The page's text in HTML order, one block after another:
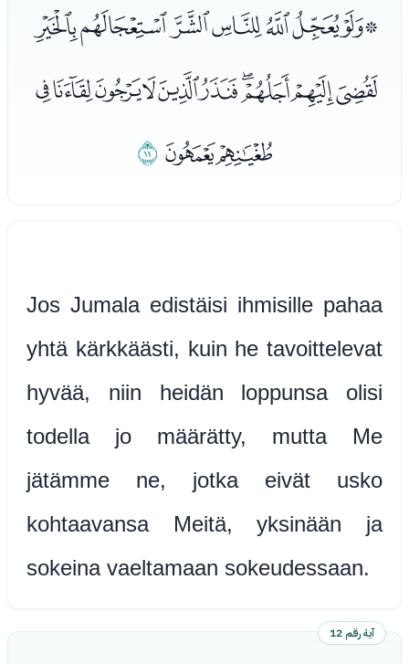
ﮉﮊﮋﮌﮍﮎﮏﮐ
ﮑﮒﮓﮔﮕﮖﮗﮘﮙﮚ
ﮛﮜﮝ
Jos Jumala edistäisi ihmisille pahaa
yhtä kärkkäästi, kuin he tavoittelevat
hyvää, niin heidän loppunsa olisi
todella jo määrätty, mutta Me
jätämme ne, jotka eivät usko
kohtaavansa Meitä, yksinään ja
sokeina vaeltamaan sokeudessaan.
آية رقم 12